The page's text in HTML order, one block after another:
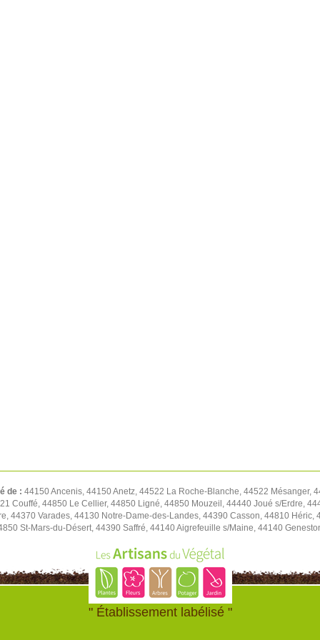
de : 44150 Ancenis, 44150 Anetz, 44522 La Roche-Blanche, 44522 Mésanger,
Couffé, 44850 Le Cellier, 44850 Ligné, 44850 Mouzeil, 44440 Joué s/Erdre,
44370 Varades, 44130 Notre-Dame-des-Landes, 44390 Casson, 44810 Héric,
St-Mars-du-Désert, 44390 Saffré, 44140 Aigrefeuille s/Maine, 44140
" Établissement labélisé "